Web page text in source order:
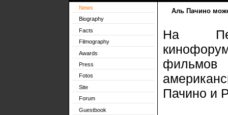
News
Biography
Facts
Filmography
Awards
Press
Fotos
Site
Forum
Guestbook
Аль Пачино
На
фильмов
Пачино и